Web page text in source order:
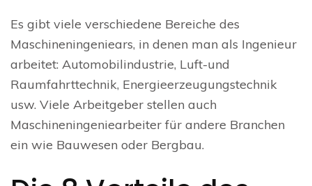
Es gibt viele verschiedene Bereiche des
Maschineningeniears, in denen man als Ingenieur
arbeitet: Automobilindustrie, Luft-und
Raumfahrttechnik, Energieerzeugungstechnik
usw. Viele Arbeitgeber stellen auch
Maschineningeniearbeiter für andere Branchen
ein wie Bauwesen oder Bergbau.